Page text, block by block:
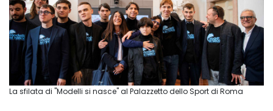
La sfilata di "Modelli si nasce" al Palazzetto dello Sport di Roma